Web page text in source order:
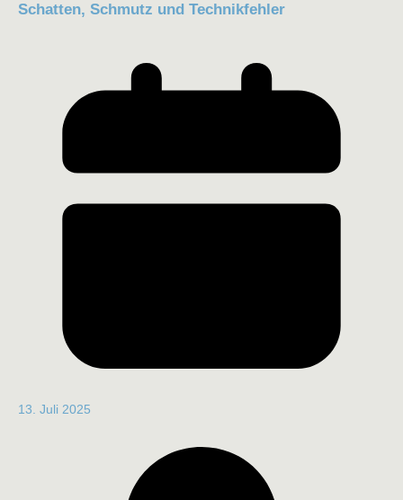
Schatten, Schmutz und Technikfehler
13. Juli 2025